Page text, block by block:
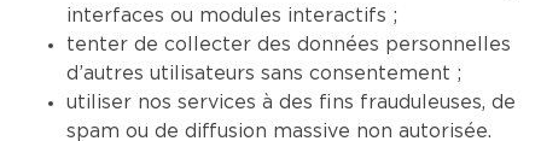
interfaces ou modules interactifs ;
tenter de collecter des données personnelles
d’autres utilisateurs sans consentement ;
utiliser nos services à des fins frauduleuses, de
spam ou de diffusion massive non autorisée.